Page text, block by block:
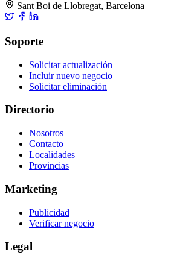
Sant Boi de Llobregat, Barcelona
Soporte
Solicitar actualización
Incluir nuevo negocio
Solicitar eliminación
Directorio
Nosotros
Contacto
Localidades
Provincias
Marketing
Publicidad
Verificar negocio
Legal